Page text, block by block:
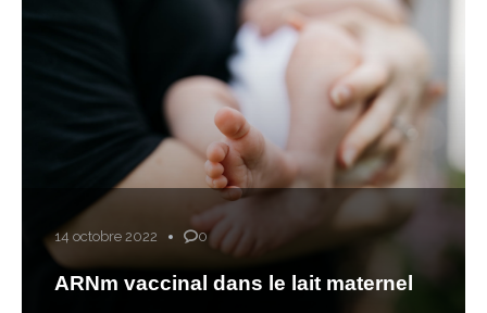
14 octobre 2022 0
ARNm vaccinal dans le lait maternel